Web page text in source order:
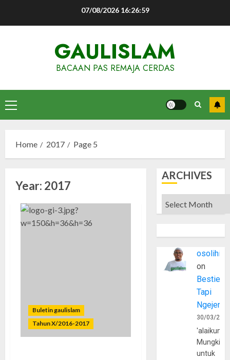
07/08/2026 16:27:00
GAULISLAM
BACAAN PAS REMAJA CERDAS
Primary
Menu
Home 2017 Page 5
Year: 2017
Buletin gaulislam
Tahun X/2016-2017
ARCHIVES
Archives
osolihin
on
Bestie
Tapi
30/03/
Mungkin
untuk